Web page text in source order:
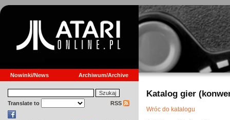
Nowinki/News Archiwum/Archive
Translate to RSS
Katalog gier
Wróc do katalogu